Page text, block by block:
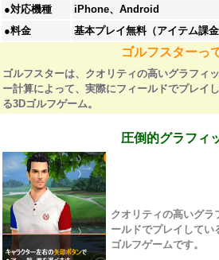
●対応機種
iPhone、Android
●料金
基本プレイ無料（アイテム課金
ゴルフスターっ
ゴルフスターは、クオリティの高いグラフィ
ー計算によって、実際にフィールドでプレイ
る3Dゴルフゲーム。
圧倒的グラフィ
クオリティの高いグラ
ールドでプレイしてい
ゴルフゲームです。